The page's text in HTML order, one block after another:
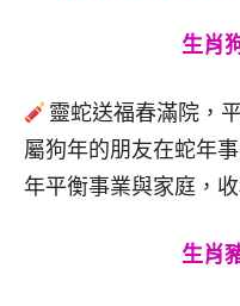
生肖
靈蛇送福春滿院，
屬狗年的朋友在蛇年
年平衡事業與家庭，
生肖